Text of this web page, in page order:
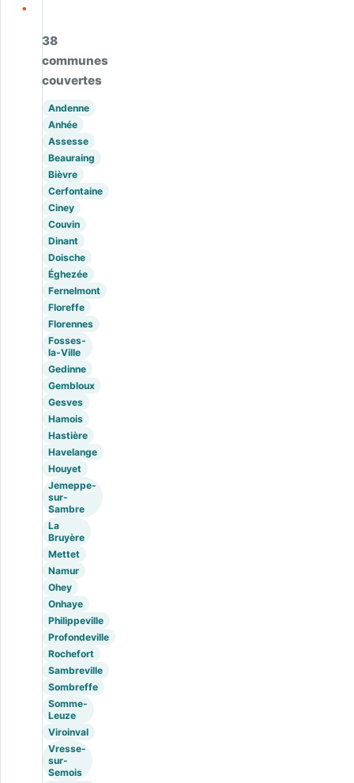
38
communes
couvertes
Andenne
Anhée
Assesse
Beauraing
Bièvre
Cerfontaine
Ciney
Couvin
Dinant
Doische
Éghezée
Fernelmont
Floreffe
Florennes
Fosses-
la-Ville
Gedinne
Gembloux
Gesves
Hamois
Hastière
Havelange
Houyet
Jemeppe-
sur-
Sambre
La
Bruyère
Mettet
Namur
Ohey
Onhaye
Philippeville
Profondeville
Rochefort
Sambreville
Sombreffe
Somme-
Leuze
Viroinval
Vresse-
sur-
Semois